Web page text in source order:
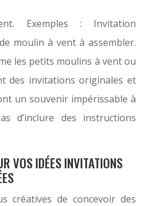
Exemples : Invitation
moulin à vent à assembler.
les petits moulins à vent ou
des invitations originales et
un souvenir impérissable à
d’inclure des instructions
VOS IDÉES INVITATIONS
créatives de concevoir des